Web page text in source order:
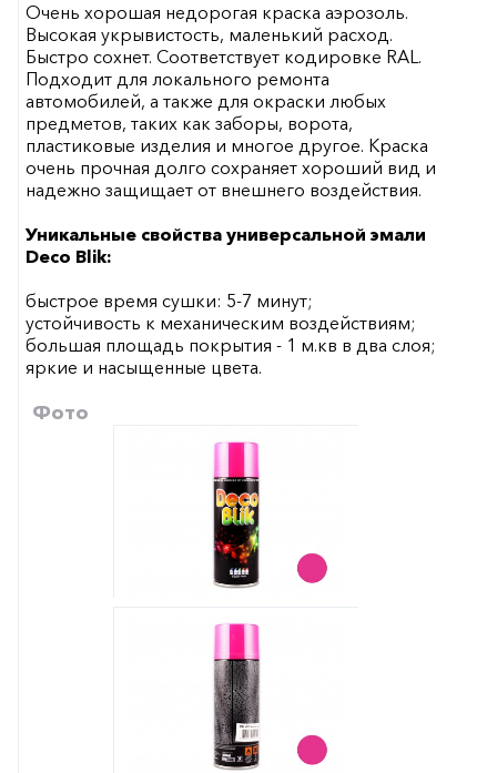
Очень хорошая недорогая краска аэрозоль.
Высокая укрывистость, маленький расход.
Быстро сохнет. Соответствует кодировке RAL.
Подходит для локального ремонта
автомобилей, а также для окраски любых
предметов, таких как заборы, ворота,
пластиковые изделия и многое другое. Краска
очень прочная долго сохраняет хороший вид и
надежно защищает от внешнего воздействия.
Уникальные свойства универсальной эмали
Deco Blik:
быстрое время сушки: 5-7 минут;
устойчивость к механическим воздействиям;
большая площадь покрытия - 1 м.кв в два слоя;
яркие и насыщенные цвета.
Фото